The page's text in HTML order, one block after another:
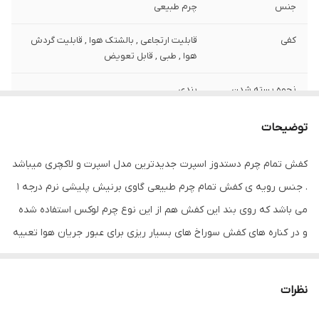
جنس چرم طبیعی
کفی
قابلیت ارتجاعی , بالشتک هوا , قابلیت گردش
هوا , طبی , قابل تعویض
نحوه بسته شدن
بندی
سایش
جزئیات
ظاهری شیک و بروز با استایل اسپرت و لاکچری
قابل ست با انواع تیپ های اسپرت نیمه رسمی
و تیپ های کژوال
توضیحات
کفش تمام چرم دستدوز اسپرت جدیدترین مدل اسپرت و لاکچری میباشد
. جنس رویه ی کفش تمام چرم طبیعی گاوی برنیش پلیشی نرم درجه 1
می باشد که روی بند این کفش هم از این نوع چرم لوکس استفاده شده
و در کناره های کفش سوراخ های بسیار ریزی برای عبور جریان هوا تعبیه
نظرات